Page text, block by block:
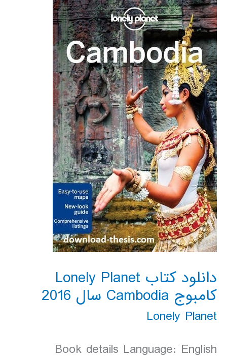
دانلود کتاب Lonely Planet
کامبوج Cambodia سال 2016
Lonely Planet
Book details Language: English